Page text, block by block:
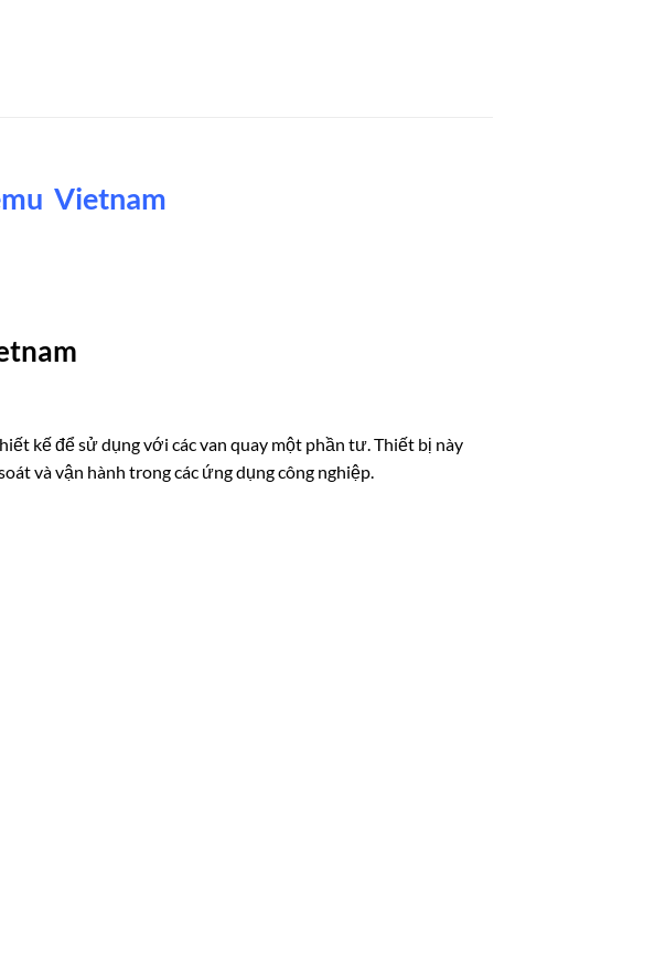
Vietnam
kế để sử dụng với các van quay một phần tư. Thiết bị này
và vận hành trong các ứng dụng công nghiệp.